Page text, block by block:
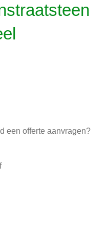
een offerte aanvragen?